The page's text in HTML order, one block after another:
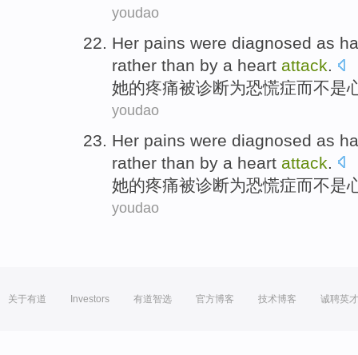
youdao
Her pains were diagnosed as
rather than by a heart attack.
她的疼痛被诊断为恐慌症而不是
youdao
Her pains were diagnosed as
rather than by a heart attack
她的疼痛被诊断为恐慌症而不是
youdao
关于有道 Investors 有道智选 官方博客 技术博客 诚聘英才